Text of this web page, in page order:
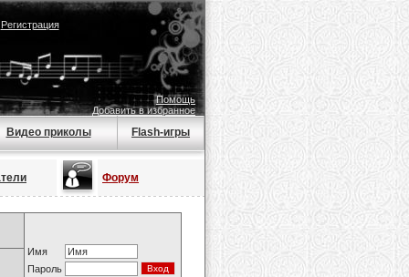
Регистрация
Помощь
Добавить в избранное
Видео приколы Flash-игры
Форум
Имя
Пароль